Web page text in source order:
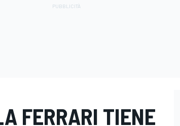
FERRARI TIENE